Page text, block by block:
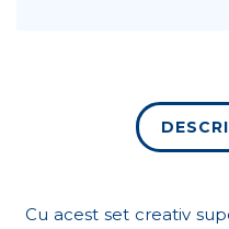
Cu acest set creativ